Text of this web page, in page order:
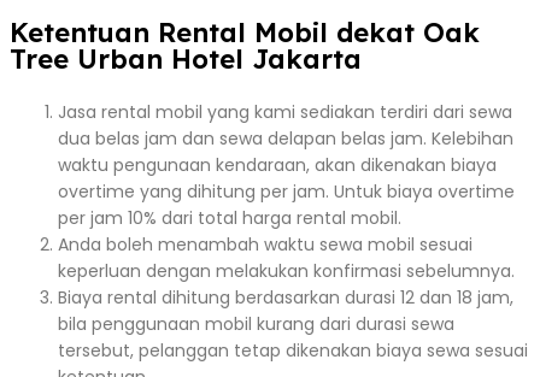
Ketentuan Rental Mobil dekat Oak
Tree Urban Hotel Jakarta
Jasa rental mobil yang kami sediakan terdiri dari sewa
dua belas jam dan sewa delapan belas jam. Kelebihan
waktu pengunaan kendaraan, akan dikenakan biaya
overtime yang dihitung per jam. Untuk biaya overtime
per jam 10% dari total harga rental mobil.
Anda boleh menambah waktu sewa mobil sesuai
keperluan dengan melakukan konfirmasi sebelumnya.
Biaya rental dihitung berdasarkan durasi 12 dan 18 jam,
bila penggunaan mobil kurang dari durasi sewa
tersebut, pelanggan tetap dikenakan biaya sewa sesuai